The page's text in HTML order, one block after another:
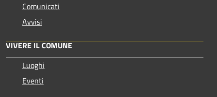
Comunicati
Avvisi
VIVERE IL COMUNE
Luoghi
Eventi